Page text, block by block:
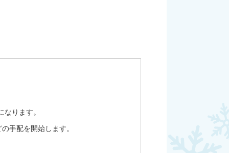
ります。
手配を開始します。